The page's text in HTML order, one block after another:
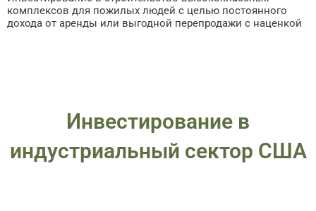
комплексов для пожилых людей с целью постоянного
дохода от аренды или выгодной перепродажи с наценкой
Инвестирование в
индустриальный сектор США